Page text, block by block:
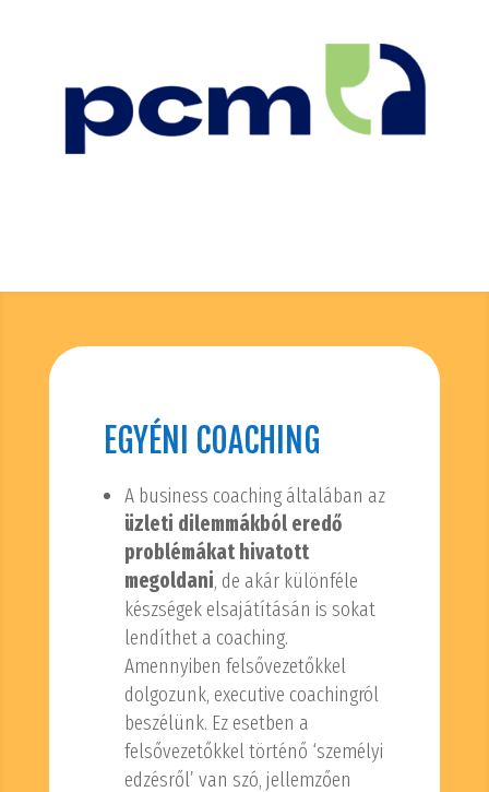
EGYÉNI COACHING
A business coaching általában az
üzleti dilemmákból eredő
problémákat hivatott
megoldani, de akár különféle
készségek elsajátításán is sokat
lendíthet a coaching.
Amennyiben felsővezetőkkel
dolgozunk, executive coachingról
beszélünk. Ez esetben a
felsővezetőkkel történő ‘személyi
edzésről’ van szó, jellemzően